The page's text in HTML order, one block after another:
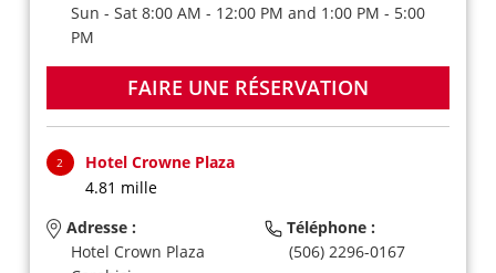
Sun - Sat 8:00 AM - 12:00 PM and 1:00 PM - 5:00
PM
FAIRE UNE RÉSERVATION
2
Hotel Crowne Plaza
4.81 mille
Adresse :
Hotel Crown Plaza
Téléphone :
(506) 2296-0167